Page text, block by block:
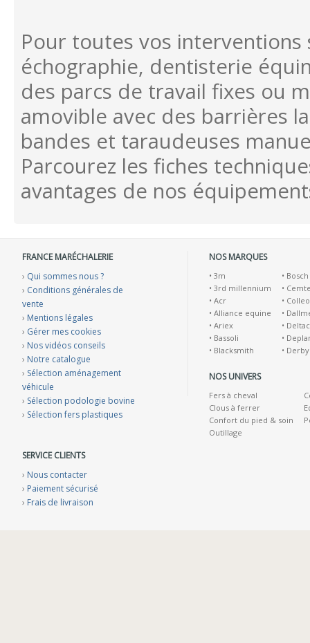
Pour toutes vos interventions
échographie, dentisterie
des parcs de travail fixes ou
amovible avec des barrières
bandes et taraudeuses
Parcourez les fiches
avantages de nos
FRANCE MARÉCHALERIE
› Qui sommes nous ?
› Conditions générales de
vente
› Mentions légales
› Gérer mes cookies
› Nos vidéos conseils
› Notre catalogue
› Sélection aménagement
véhicule
› Sélection podologie bovine
› Sélection fers plastiques
SERVICE CLIENTS
› Nous contacter
› Paiement sécurisé
› Frais de livraison
NOS MARQUES
• 3m
• 3rd millennium
• Acr
• Alliance equine
• Ariex
• Bassoli
• Blacksmith
• Bosch
•
•
•
•
•
• Derby
NOS UNIVERS
Fers à cheval
Clous à ferrer
Confort du pied & soin
Outillage